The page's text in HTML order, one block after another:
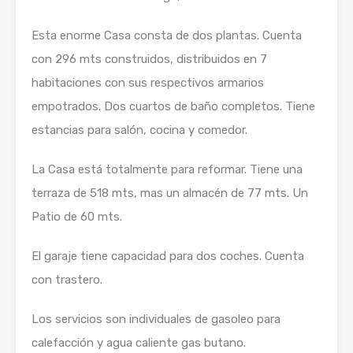
Esta enorme Casa consta de dos plantas. Cuenta
con 296 mts construidos, distribuidos en 7
habitaciones con sus respectivos armarios
empotrados. Dos cuartos de baño completos. Tiene
estancias para salón, cocina y comedor.
La Casa está totalmente para reformar. Tiene una
terraza de 518 mts, mas un almacén de 77 mts. Un
Patio de 60 mts.
El garaje tiene capacidad para dos coches. Cuenta
con trastero.
Los servicios son individuales de gasoleo para
calefacción y agua caliente gas butano.